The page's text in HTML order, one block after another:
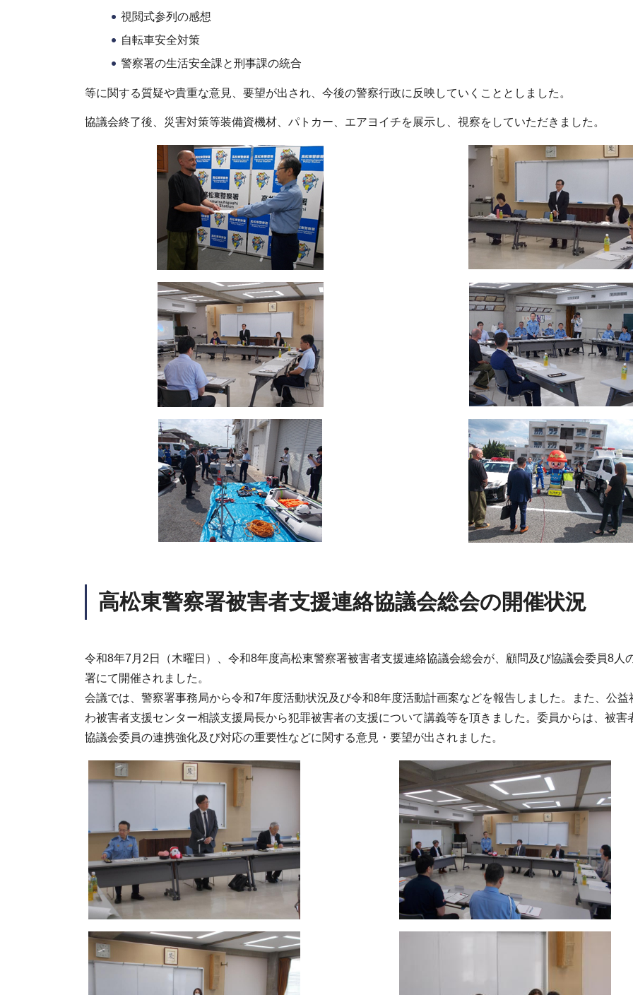
視閲式参列の感想
自転車安全対策
警察署の生活安全課と刑事課の統合
等に関する質疑や貴重な意見、要望が出され、今後の警察行政に反映していくこととしました。
協議会終了後、災害対策等装備資機材、パトカー、エアヨイチを展示し、視察をしていただきました。
高松東警察署被害者支援連絡協議会総会の開催状況
令和8年7月2日（木曜日）、令和8年度高松東警察署被害者支援連絡協議会総会が、顧問及び協議会委員8人
署にて開催されました。
会議では、警察署事務局から令和7年度活動状況及び令和8年度活動計画案などを報告しました。また、公益
わ被害者支援センター相談支援局長から犯罪被害者の支援について講義等を頂きました。委員からは、被害
協議会委員の連携強化及び対応の重要性などに関する意見・要望が出されました。